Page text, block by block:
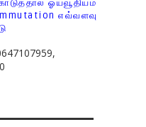
ஓய்வூதியம்
எவ்வளவு